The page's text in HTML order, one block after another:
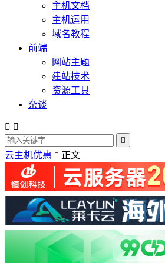
主机文档
主机运用
域名教程
前端
网站主题
建站技术
资源工具
杂谈
 

云主机优惠  正文